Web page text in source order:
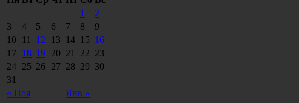
« Ноя Янв »
1
2
3
4 5 6 7 8
9
10
11 12 13 14 15 16
17 18 19 20 21 22 23
24 25 26 27 28 29 30
31